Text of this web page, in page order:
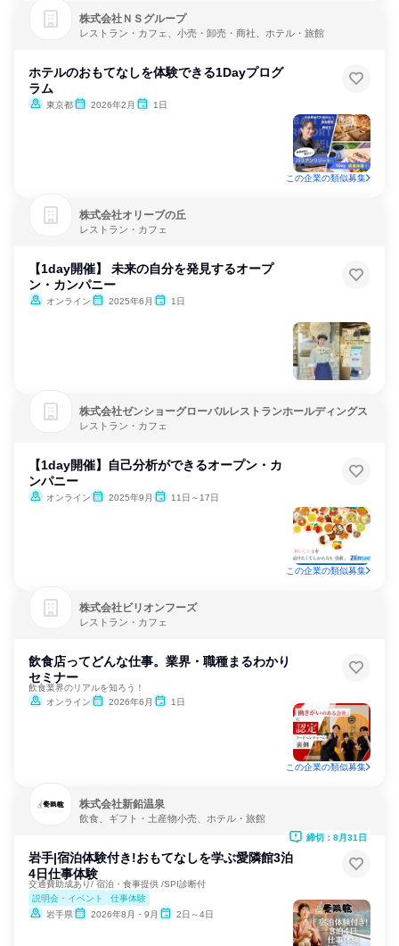
株式会社ＮＳグループ
レストラン・カフェ、小売・卸売・商社、ホテル・旅館
ホテルのおもてなしを体験できる1Dayプログ
ラム
東京都 2026年2月 1日
この企業の類似募集
株式会社オリーブの丘
レストラン・カフェ
【1day開催】 未来の自分を発見するオープ
ン・カンパニー
オンライン 2025年6月 1日
株式会社ゼンショーグローバルレストランホールディングス
レストラン・カフェ
【1day開催】自己分析ができるオープン・カ
ンパニー
オンライン 2025年9月 11日～17日
この企業の類似募集
株式会社ビリオンフーズ
レストラン・カフェ
飲食店ってどんな仕事。業界・職種まるわかり
セミナー
飲食業界のリアルを知ろう！
オンライン
2026年6月 1日
この企業の類似募集
株式会社新鉛温泉
飲食、ギフト・土産物小売、ホテル・旅館
岩手|宿泊体験付き!おもてなしを学ぶ愛隣館3泊
4日仕事体験
交通費助成あり/ 宿泊・食事提供 /SPI診断付
説明会・イベント
仕事体験
岩手県
2026年8月・9月 2日～4日
締切：8月31日